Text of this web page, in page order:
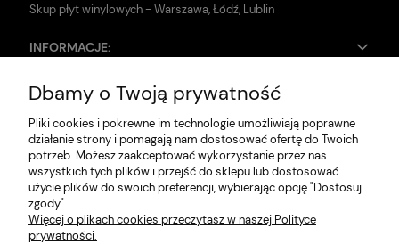
Skup płyt winylowych - Warszawa, Łódź, Lublin
INFORMACJE:
Zwroty i reklamacje
Dane firmy
Jak szukać?
Polityka prywatności
Regulamin
Dbamy o Twoją prywatność
Pliki cookies i pokrewne im technologie umożliwiają poprawne
działanie strony i pomagają nam dostosować ofertę do Twoich
potrzeb. Możesz zaakceptować wykorzystanie przez nas
wszystkich tych plików i przejść do sklepu lub dostosować
użycie plików do swoich preferencji, wybierając opcję "Dostosuj
zgody".
Więcej o plikach cookies przeczytasz w naszej Polityce
prywatności.